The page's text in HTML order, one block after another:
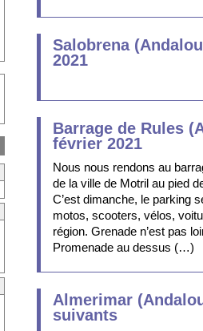
Salobrena
2021
Barrage de Rules
février 2021
Nous nous rendons au
de la ville de Motril au pied
C’est dimanche, le parking
motos, scooters, vélos,
région. Grenade n’est pas
Promenade au dessus (…)
Almerimar
suivants